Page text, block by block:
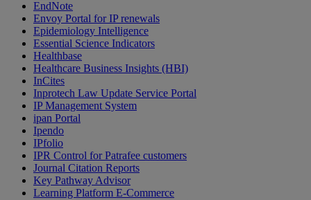
EndNote
Envoy Portal for IP renewals
Epidemiology Intelligence
Essential Science Indicators
Healthbase
Healthcare Business Insights (HBI)
InCites
Inprotech Law Update Service Portal
IP Management System
ipan Portal
Ipendo
IPfolio
IPR Control for Patrafee customers
Journal Citation Reports
Key Pathway Advisor
Learning Platform E-Commerce